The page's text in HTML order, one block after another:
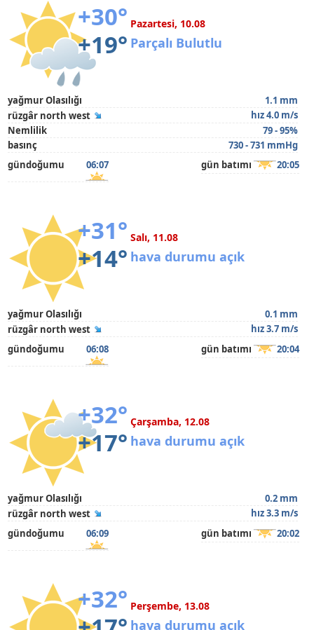
+30°
+19°
Pazartesi, 10.08
Parçalı Bulutlu
yağmur Olasılığı
1.1 mm
rüzgâr north west
hız 4.0 m/s
Nemlilik
79 - 95%
basınç
730 - 731 mmHg
gündoğumu
06:07 gün batımı 20:05
+31°
+14°
Salı, 11.08
hava durumu açık
yağmur Olasılığı
0.1 mm
rüzgâr north west
hız 3.7 m/s
gündoğumu
06:08 gün batımı 20:04
+32°
+17°
Çarşamba, 12.08
hava durumu açık
yağmur Olasılığı
0.2 mm
rüzgâr north west
hız 3.3 m/s
gündoğumu
06:09 gün batımı 20:02
+32° Perşembe, 13.08
hava durumu açık